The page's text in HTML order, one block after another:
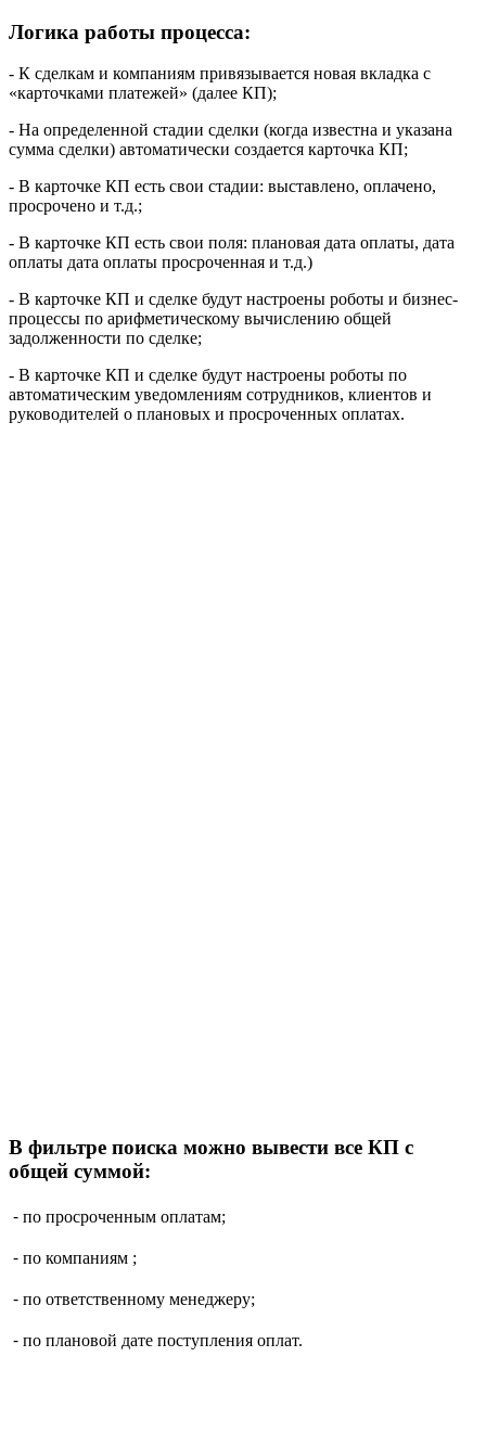
Логика работы процесса:
- К сделкам и компаниям привязывается новая вкладка с
«карточками платежей» (далее КП);
- На определенной стадии сделки (когда известна и указана
сумма сделки) автоматически создается карточка КП;
- В карточке КП есть свои стадии: выставлено, оплачено,
просрочено и т.д.;
- В карточке КП есть свои поля: плановая дата оплаты, дата
оплаты дата оплаты просроченная и т.д.)
- В карточке КП и сделке будут настроены роботы и бизнес-
процессы по арифметическому вычислению общей
задолженности по сделке;
- В карточке КП и сделке будут настроены роботы по
автоматическим уведомлениям сотрудников, клиентов и
руководителей о плановых и просроченных оплатах.
В фильтре поиска можно вывести все КП с
общей суммой:
⁃ по просроченным оплатам;
⁃ по компаниям ;
⁃ по ответственному менеджеру;
⁃ по плановой дате поступления оплат.